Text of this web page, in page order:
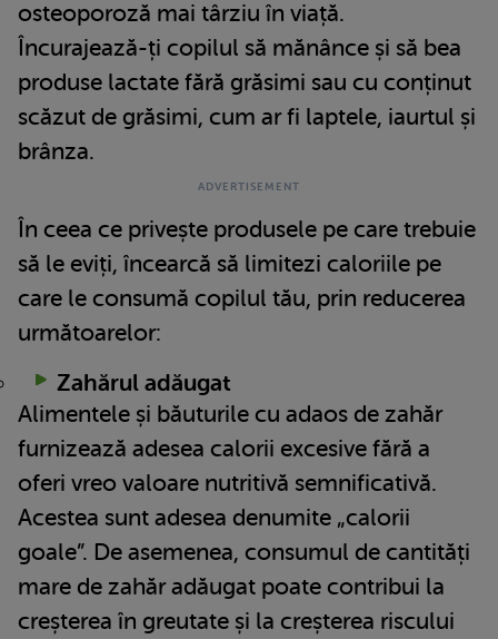
osteoporoză mai târziu în viață.
Încurajează-ți copilul să mănânce și să bea
produse lactate fără grăsimi sau cu conținut
scăzut de grăsimi, cum ar fi laptele, iaurtul și
brânza.
În ceea ce privește produsele pe care trebuie
să le eviți, încearcă să limitezi caloriile pe
care le consumă copilul tău, prin reducerea
următoarelor:
Zahărul adăugat
Alimentele și băuturile cu adaos de zahăr
furnizează adesea calorii excesive fără a
oferi vreo valoare nutritivă semnificativă.
Acestea sunt adesea denumite „calorii
goale”. De asemenea, consumul de cantități
mare de zahăr adăugat poate contribui la
creșterea în greutate și la creșterea riscului